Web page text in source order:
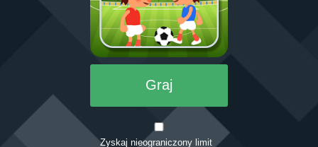
Graj
Zyskaj nieograniczony limit
Klasyczne gry
Gry strategiczne